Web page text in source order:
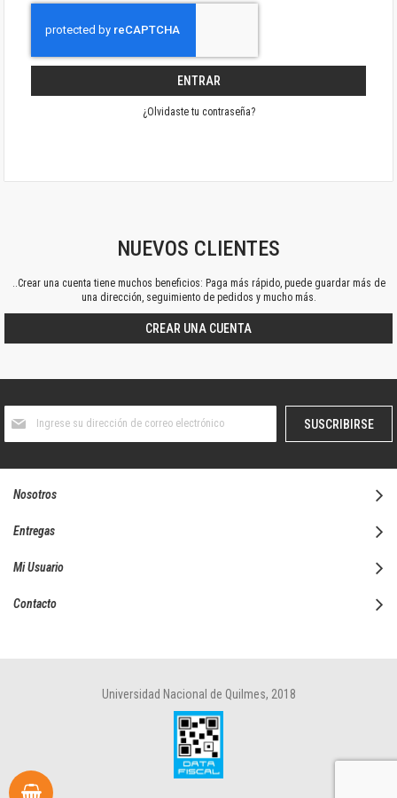
ENTRAR
¿Olvidaste tu contraseña?
NUEVOS CLIENTES
..Crear una cuenta tiene muchos beneficios: Paga más rápido, puede guardar más de
una dirección, seguimiento de pedidos y mucho más.
CREAR UNA CUENTA
boletín
SUSCRIBIRSE
Nosotros
Entregas
Mi Usuario
Contacto
Universidad Nacional de Quilmes, 2018